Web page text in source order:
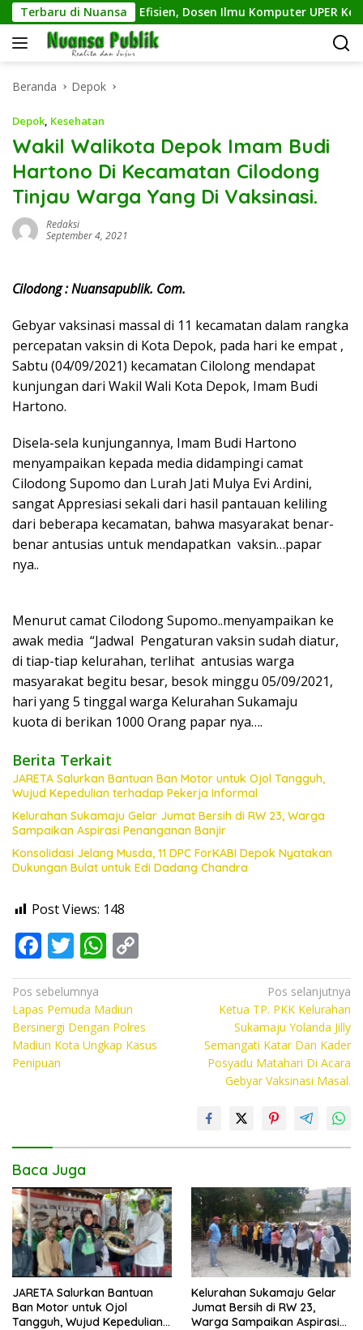
Langsung
ke
konten
Terbaru di Nuansa
Sampah Makin Efisien, Dosen Ilmu Komputer UPER
Beranda Depok
Depok, Kesehatan
Wakil Walikota Depok Imam Budi
Hartono Di Kecamatan Cilodong
Tinjau Warga Yang Di Vaksinasi.
Redaksi
September 4, 2021
Cilodong : Nuansapublik. Com.
Gebyar vaksinasi massal di 11 kecamatan dalam rangka
percepatan vaksin di Kota Depok, pada hari ke empat ,
Sabtu (04/09/2021) kecamatan Cilolong mendapat
kunjungan dari Wakil Wali Kota Depok, Imam Budi
Hartono.
Disela-sela kunjungannya, Imam Budi Hartono
menyampaikan kepada media didampingi camat
Cilodong Supomo dan Lurah Jati Mulya Evi Ardini,
sangat Appresiasi sekali dari hasil pantauan keliling
dari beberapa kecamatan, bahwa masyarakat benar-
benar antusias untuk mendapatkan vaksin…papar
nya..
Menurut camat Cilodong Supomo..menyampaikan ke
awak media “Jadwal Pengaturan vaksin sudah diatur,
di tiap-tiap kelurahan, terlihat antusias warga
masyarakat begitu besar, besok minggu 05/09/2021,
hari yang 5 tinggal warga Kelurahan Sukamaju
kuota di berikan 1000 Orang papar nya….
Berita Terkait
JARETA Salurkan Bantuan Ban Motor untuk Ojol Tangguh,
Wujud Kepedulian terhadap Pekerja Informal
Kelurahan Sukamaju Gelar Jumat Bersih di RW 23, Warga
Sampaikan Aspirasi Penanganan Banjir
Konsolidasi Jelang Musda, 11 DPC ForKABI Depok Nyatakan
Dukungan Bulat untuk Edi Dadang Chandra
Post Views: 148
F
ac
e
b
o
o
T
w
itt
er
W
h
at
s
A
o
y
Li
Navigasi
pos
Pos sebelumnya
Lapas Pemuda Madiun
Bersinergi Dengan Polres
Madiun Kota Ungkap Kasus
Penipuan
Pos selanjutnya
Ketua TP. PKK Kelurahan
Sukamaju Yolanda Jilly
Semangati Katar Dan Kader
Posyadu Matahari Di Acara
Gebyar Vaksinasi Masal.
Baca Juga
JARETA Salurkan Bantuan
Ban Motor untuk Ojol
Tangguh, Wujud Kepedulian
Kelurahan Sukamaju Gelar
Jumat Bersih di RW 23,
Warga Sampaikan Aspirasi